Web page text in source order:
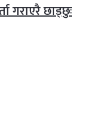
गराएरै छाड्छुः